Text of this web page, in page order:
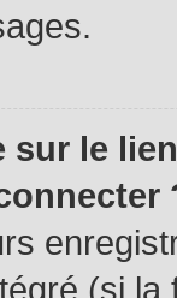
sur le
(si